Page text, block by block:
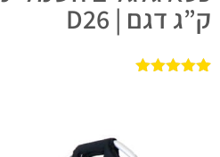
ק”ג דגם | D26